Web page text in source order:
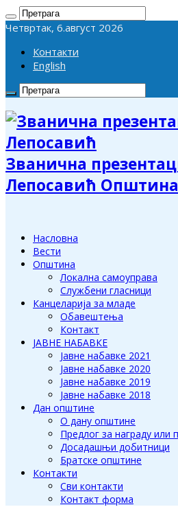
Четвртак, 6.август 2026
Контакти
English
Званична
Лепосавић
Насловна
Вести
Општина
Локална самоуправа
Службени гласници
Канцеларија за младе
Обавештења
Контакт
ЈАВНЕ НАБАВКЕ
Јавне набавке 2021
Јавне набавке 2020
Јавне набавке 2019
Јавне набавке 2018
Дан општине
О дану општине
Предлог за награду или
Досадашњи добитници
Братске општине
Контакти
Сви контакти
Контакт форма